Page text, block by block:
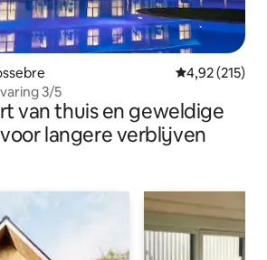
Gemiddelde
4,92 (215)
3/5
van thuis en geweldige
langere verblijven